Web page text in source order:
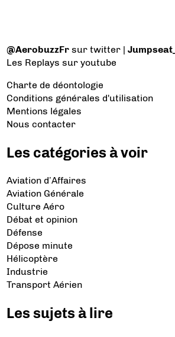
@AerobuzzFr sur twitter |
Les Replays sur youtube
Charte de déontologie
Conditions générales d'utilisation
Mentions légales
Nous contacter
Les catégories à voir
Aviation d’Affaires
Aviation Générale
Culture Aéro
Débat et opinion
Défense
Dépose minute
Hélicoptère
Industrie
Transport Aérien
Les sujets à lire